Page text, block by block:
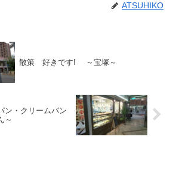
ATSUHIKO
散策 好きです! ～宝塚～
・クリームパン
～